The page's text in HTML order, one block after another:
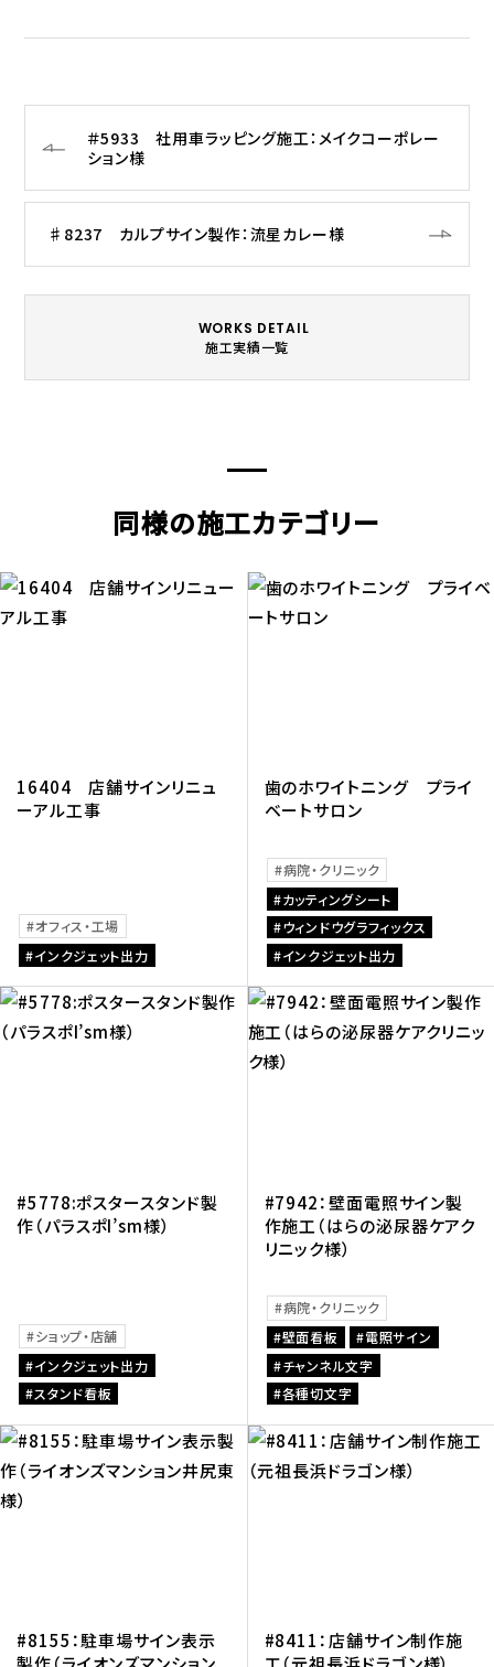
＃5933 社用車ラッピング施工：メイクコーポレー
ション様
♯8237 カルプサイン製作：流星カレー様
WORKS DETAIL
施工実績一覧
同様の施工カテゴリー
16404 店舗サインリニュ
ーアル工事
オフィス・工場
インクジェット出力
歯のホワイトニング プライ
ベートサロン
病院・クリニック
カッティングシート
ウィンドウグラフィックス
インクジェット出力
#5778:ポスタースタンド製
作（パラスポI’sm様）
ショップ・店舗
インクジェット出力
スタンド看板
#7942：壁面電照サイン製
作施工（はらの泌尿器ケアク
リニック様）
病院・クリニック
壁面看板
電照サイン
チャンネル文字
各種切文字
#8155：駐車場サイン表示
#8411：店舗サイン制作施